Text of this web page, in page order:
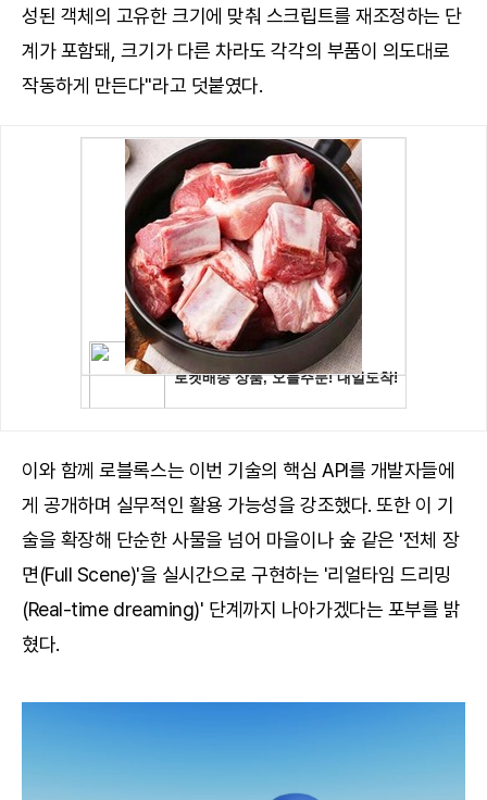
성된 객체의 고유한 크기에 맞춰 스크립트를 재조정하는 단
계가 포함돼, 크기가 다른 차라도 각각의 부품이 의도대로
작동하게 만든다"라고 덧붙였다.
이와 함께 로블록스는 이번 기술의 핵심 API를 개발자들에
게 공개하며 실무적인 활용 가능성을 강조했다. 또한 이 기
술을 확장해 단순한 사물을 넘어 마을이나 숲 같은 '전체 장
면(Full Scene)'을 실시간으로 구현하는 '리얼타임 드리밍
(Real-time dreaming)' 단계까지 나아가겠다는 포부를 밝
혔다.